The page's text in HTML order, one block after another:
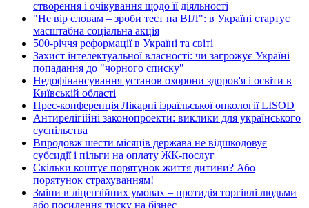
створення і очікування щодо її діяльності
"Не вір словам – зроби тест на ВІЛ": в Україні стартує
масштабна соціальна акція
500-річчя реформації в Україні та світі
Захист інтелектуальної власності: чи загрожує Україні
попадання до "чорного списку"
Недофінансування установ охорони здоров'я і освіти в
Київській області
Прес-конференція Лікарні ізраїльської онкології LISOD
Антирелігійні законопроекти: виклики для українського
суспільства
Впродовж шести місяців держава не відшкодовує
субсидії і пільги на оплату ЖК-послуг
Скільки коштує порятунок життя дитини? Або
порятунок страхуванням!
Зміни в ліцензійних умовах – протидія торгівлі людьми
або посилення тиску на бізнес